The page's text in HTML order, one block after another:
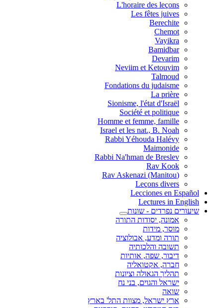
L'horaire des leçons
Les fêtes juives
Berechite
Chemot
Vayikra
Bamidbar
Devarim
Neviim et Ketouvim
Talmoud
Fondations du judaisme
La prière
Sionisme, l'état d'Israël
Société et politique
Homme et femme, famille
Israel et les nat., B. Noah
Rabbi Yéhouda Halévy
Maimonide
Rabbi Na'hman de Breslev
Rav Kook
(Rav Askenazi (Manitou
Leçons divers
Lecciones en Español
Lectures in English
שיעורים נפרדים - שונות
אמונה, יסודות התורה
מוסר, מידות
תורה ומדע, אבולוציה
תשובה והלכותיה
דיבור, שפה, אותיות
חברה, אקטואליה
תהליך הגאולה וציונות
ישראל והגוים, בני נח
שואה
ארץ ישראל, מצוות התל' בארץ